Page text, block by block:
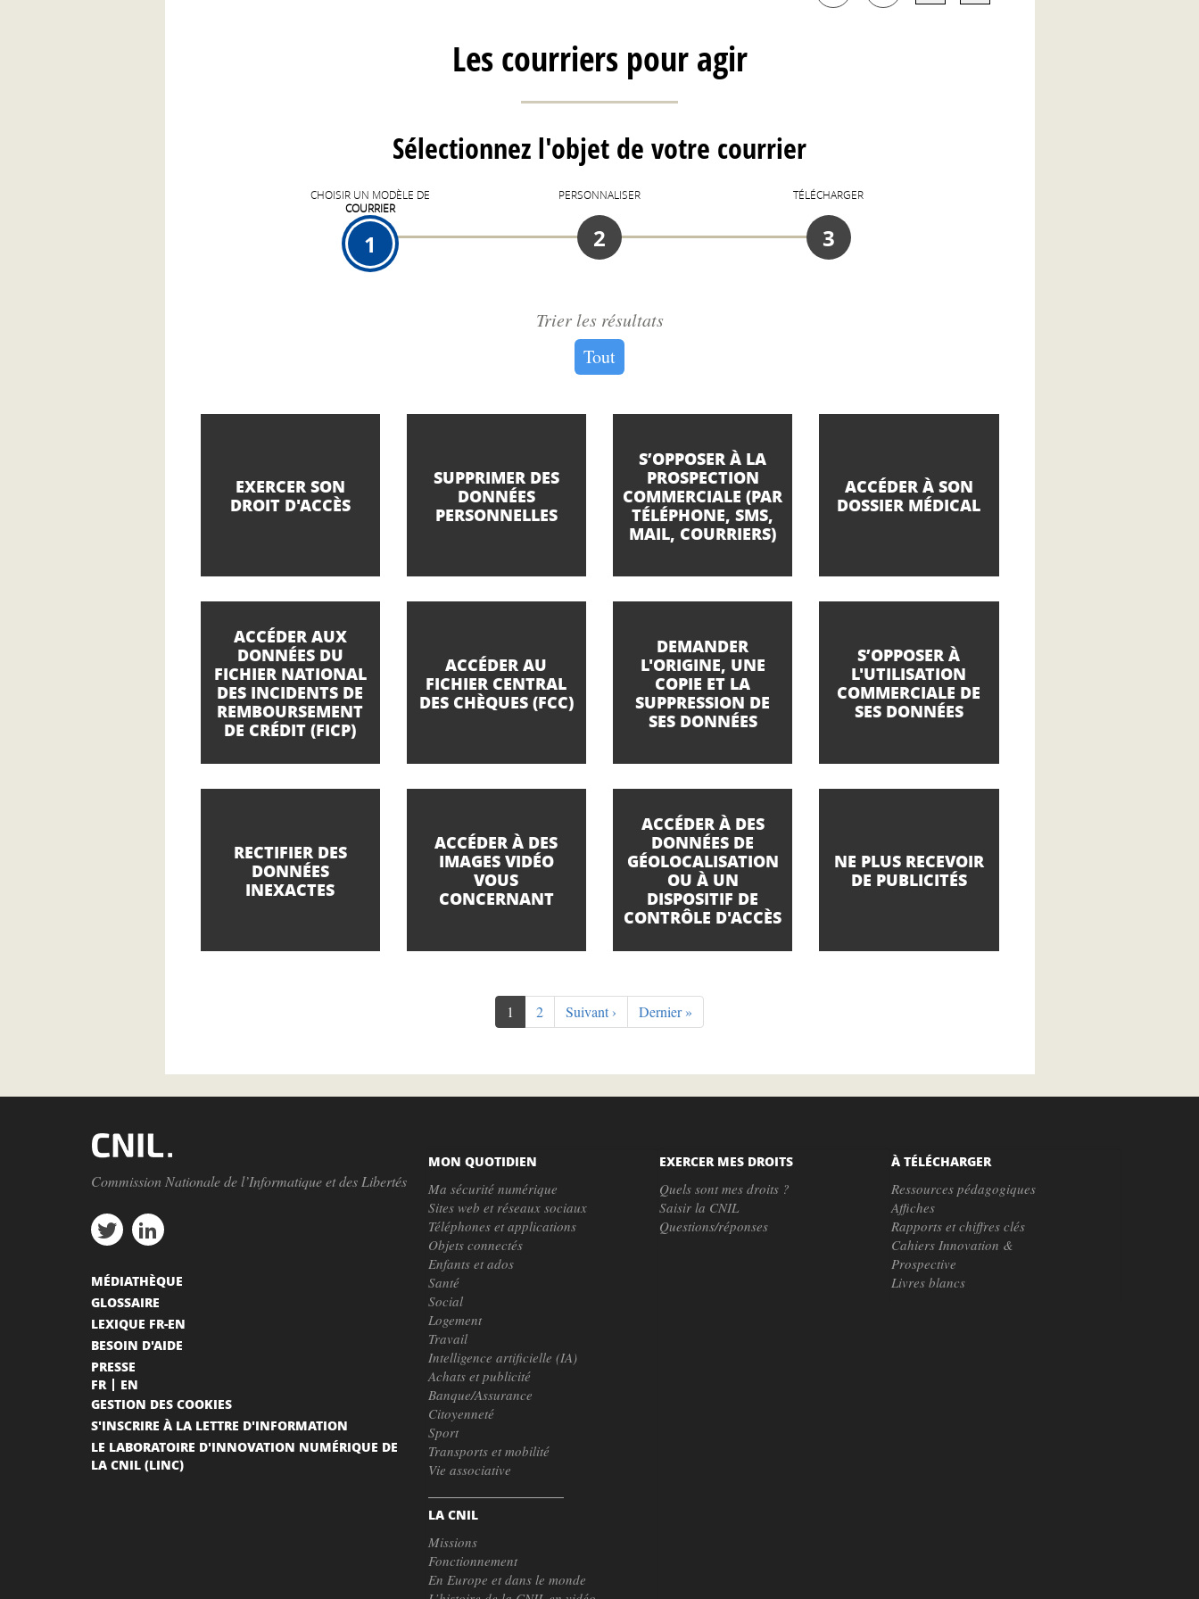
Les courriers pour agir
Sélectionnez l'objet de votre courrier
CHOISIR UN MODÈLE DE
COURRIER
PERSONNALISER TÉLÉCHARGER
1 2 3
Trier les résultats
Tout
EXERCER SON
DROIT D'ACCÈS
SUPPRIMER DES
DONNÉES
PERSONNELLES
S’OPPOSER À LA
PROSPECTION
COMMERCIALE (PAR
TÉLÉPHONE, SMS,
MAIL, COURRIERS)
ACCÉDER À SON
DOSSIER MÉDICAL
ACCÉDER AUX
DONNÉES DU
FICHIER NATIONAL
DES INCIDENTS DE
REMBOURSEMENT
DE CRÉDIT (FICP)
ACCÉDER AU
FICHIER CENTRAL
DES CHÈQUES (FCC)
DEMANDER
L'ORIGINE, UNE
COPIE ET LA
SUPPRESSION DE
SES DONNÉES
S’OPPOSER À
L'UTILISATION
COMMERCIALE DE
SES DONNÉES
RECTIFIER DES
DONNÉES
INEXACTES
ACCÉDER À DES
IMAGES VIDÉO
VOUS
CONCERNANT
ACCÉDER À DES
DONNÉES DE
GÉOLOCALISATION
OU À UN
DISPOSITIF DE
CONTRÔLE D'ACCÈS
NE PLUS RECEVOIR
DE PUBLICITÉS
Page
courante
1 Page
2
Page
suivante
Suivant ›
Dernière
page
Dernier »
Commission Nationale de l’Informatique et des Libertés
MON QUOTIDIEN
Ma sécurité numérique
Sites web et réseaux sociaux
Téléphones et applications
Objets connectés
Enfants et ados
Santé
Social
Logement
Travail
Intelligence artificielle (IA)
Achats et publicité
Banque/Assurance
Citoyenneté
Sport
Transports et mobilité
Vie associative
LA CNIL
Missions
Fonctionnement
En Europe et dans le monde
EXERCER MES DROITS
Quels sont mes droits ?
Saisir la CNIL
Questions/réponses
À TÉLÉCHARGER
Ressources pédagogiques
Affiches
Rapports et chiffres clés
Cahiers Innovation &
Prospective
Livres blancs
MÉDIATHÈQUE
GLOSSAIRE
LEXIQUE FR-EN
BESOIN D'AIDE
PRESSE
FR
EN
GESTION DES COOKIES
S'INSCRIRE À LA LETTRE D'INFORMATION
LE LABORATOIRE D'INNOVATION NUMÉRIQUE DE
LA CNIL (LINC)